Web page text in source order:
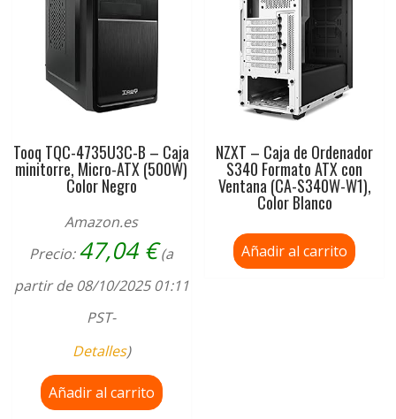
Tooq TQC-4735U3C-B – Caja
minitorre, Micro-ATX (500W)
Color Negro
Amazon.es
Precio:47,04€ (a
partir de 08/10/2025 01:11
PST-
Detalles)
Añadir al carrito
NZXT – Caja de Ordenador
S340 Formato ATX con
Ventana (CA-S340W-W1),
Color Blanco
Añadir al carrito